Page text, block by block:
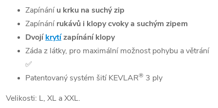
Zapínání u krku na suchý zip
Zapínání rukávů i klopy cvoky a suchým zipem
Dvojíkrytízapínání klopy
Záda z látky, pro maximální možnost pohybu a větrání
✅
Patentovaný systém šití KEVLAR® 3 ply
Velikosti: L, XL a XXL.